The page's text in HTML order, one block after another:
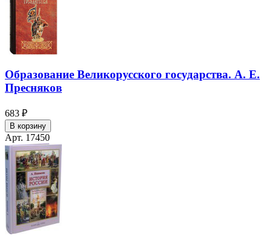
Образование Великорусского государства. А. Е.
Пресняков
683 ₽
В корзину
Арт. 17450